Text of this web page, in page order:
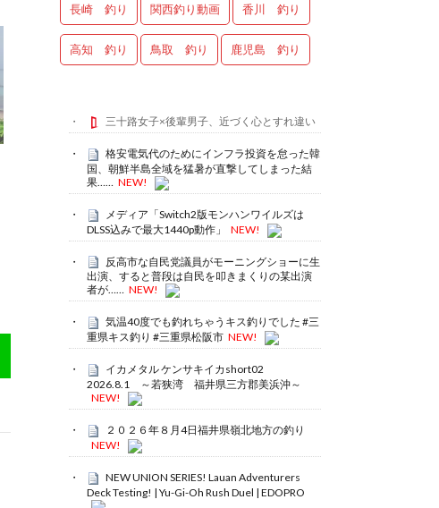
長崎 釣り 関西釣り動画 香川 釣り
高知 釣り 鳥取 釣り 鹿児島 釣り
三十路女子×後輩男子、近づく心とすれ違い
格安電気代のためにインフラ投資を怠った韓
国、朝鮮半島全域を猛暑が直撃してしまった結
果……
NEW!
メディア「Switch2版モンハンワイルズは
DLSS込みで最大1440p動作」
NEW!
反高市な自民党議員がモーニングショーに生
出演、すると普段は自民を叩きまくりの某出演
者が…… NEW!
気温40度でも釣れちゃうキス釣りでした #三
重県キス釣り #三重県松阪市 NEW!
イカメタル ケンサキイカshort02
2026.8.1 ～若狭湾 福井県三方郡美浜沖～
NEW!
２０２６年８月4日福井県嶺北地方の釣り
NEW!
NEW UNION SERIES! Lauan Adventurers
Deck Testing! | Yu-Gi-Oh Rush Duel | EDOPRO